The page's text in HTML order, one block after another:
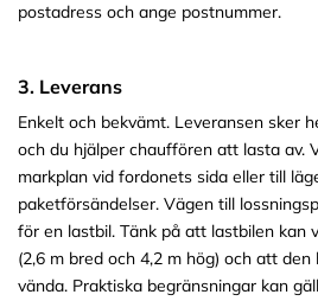
postadress och ange postnummer.
3. Leverans
Enkelt och bekvämt. Leveransen sker
och du hjälper chauffören att lasta av.
markplan vid fordonets sida eller till
paketförsändelser. Vägen till
för en lastbil. Tänk på att lastbilen kan
(2,6 m bred och 4,2 m hög) och att
vända. Praktiska begränsningar kan